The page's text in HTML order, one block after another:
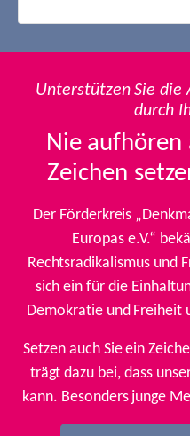
Unterstützen Sie die
durch
Nie aufhören
Zeichen
Der Förderkreis
Europas e.V.“
Rechtsradikalismus und
sich ein für die
Demokratie und Freiheit
Setzen auch Sie ein
trägt dazu bei, dass
kann. Besonders junge